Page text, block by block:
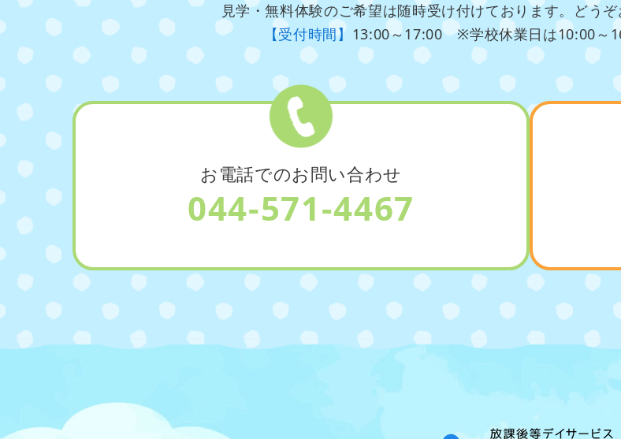
見学・無料体験のご希望は随時受け付けております。どう
【受付時間】 13:00～17:00※学校休業日は10:00～
お電話でのお問い合わせ
044-571-4467